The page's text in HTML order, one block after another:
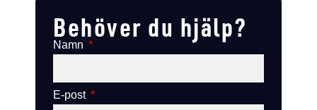
Behöver du hjälp?
Namn
E-post